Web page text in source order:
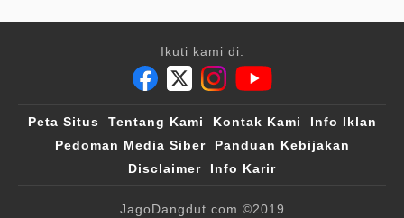
Ikuti kami di:
Peta Situs Tentang Kami Kontak Kami
Info Iklan
Pedoman Media Siber
Panduan Kebijakan
Disclaimer
Info Karir
JagoDangdut.com ©2019